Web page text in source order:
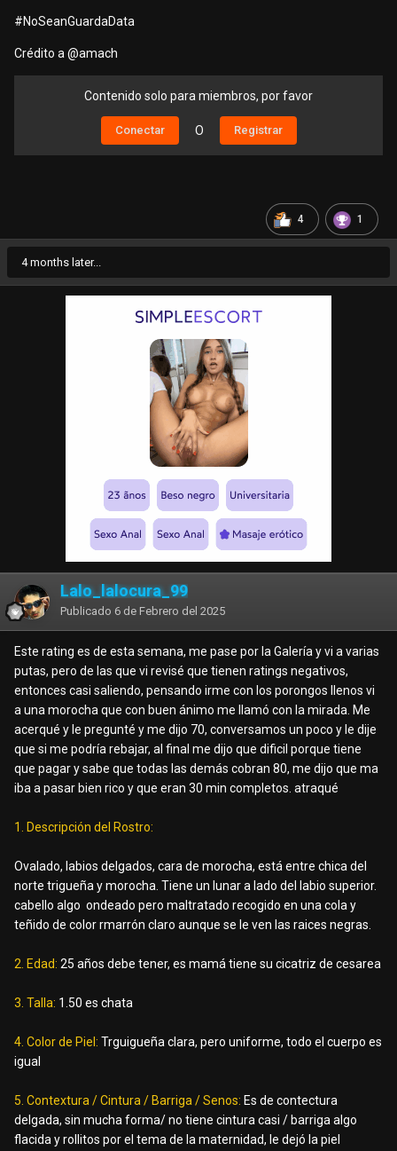
#NoSeanGuardaData
Crédito a@amach
Contenido solo para miembros, por favor
Conectar O Registrar
4 1
4 months later...
Lalo_lalocura_99
Publicado 6 de Febrero del 2025
Este rating es de esta semana, me pase por la Galería y vi a varias
putas, pero de las que vi revisé que tienen ratings negativos,
entonces casi saliendo, pensando irme con los porongos llenos vi
a una morocha que con buen ánimo me llamó con la mirada. Me
acerqué y le pregunté y me dijo 70, conversamos un poco y le dije
que si me podría rebajar, al final me dijo que dificil porque tiene
que pagar y sabe que todas las demás cobran 80, me dijo que ma
iba a pasar bien rico y que eran 30 min completos. atraqué
1. Descripción del Rostro:
Ovalado, labios delgados, cara de morocha, está entre chica del
norte trigueña y morocha. Tiene un lunar a lado del labio superior.
cabello algo ondeado pero maltratado recogido en una cola y
teñido de color rmarrón claro aunque se le ven las raices negras.
2. Edad: 25 años debe tener, es mamá tiene su cicatriz de cesarea
3. Talla: 1.50 es chata
4. Color de Piel: Trguigueña clara, pero uniforme, todo el cuerpo es
igual
5. Contextura / Cintura / Barriga / Senos: Es de contectura
delgada, sin mucha forma/ no tiene cintura casi / barriga algo
flacida y rollitos por el tema de la maternidad, le dejó la piel